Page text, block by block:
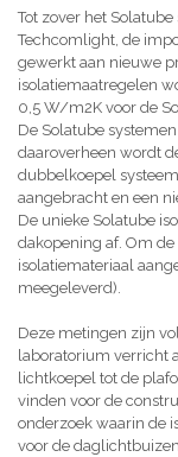
Tot zover het
Techcomlight, de
gewerkt aan nieuwe
isolatiemaatregelen
0,5 W/m2K voor de
De Solatube
daaroverheen wordt
dubbelkoepel
aangebracht en een
De unieke Solatube
dakopening af. Om
isolatiemateriaal
meegeleverd).
Deze metingen zijn
laboratorium verricht
lichtkoepel tot de
vinden voor de
onderzoek waarin de
voor de